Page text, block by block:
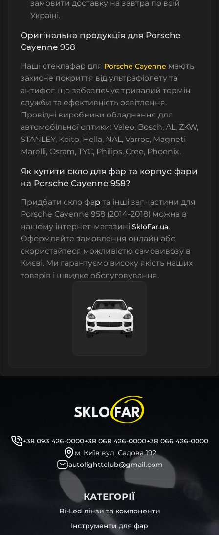
замовити доставку на завтра по всій
Україні.
Оригінальна продукція для Porsche
Cayenne 958
Наші стеклафар для Porsche Cayenne мають
захисне покриття від ультрафіолету та
антифог, що забезпечує тривалий термін
служби та ефективність освітлення.
Провідні виробники обладнання для
автомобільної оптики: Valeo, Bosch, AL, ZKW,
STANLEY, Koito, Hella, NAL, Varroc, Magneti
Marelli, Osram, TYC, Philips, Cree, Phoenix.
Як купити скло для фар та корпус фари
на Porsche Cayenne 958?
Придбати скло фар та інші запчастини для
Porsche Cayenne 958 (2014-2018) можна в
нашому інтернет-магазині SkloFar.ua.
Оформляйте замовлення онлайн або
скористайтеся можливістю самовивозу в
Києві. Ми гарантуємо високу якість наших
товарів і швидке обслуговування.
+38 093 426-0000+38 068 426-0000+38 066 426-0000
м. Київ вул. Садова 192
autolighttclub@gmail.com
КАТЕГОРІЇ
Bi-Led лінзи та компоненти
Інструменти для фар